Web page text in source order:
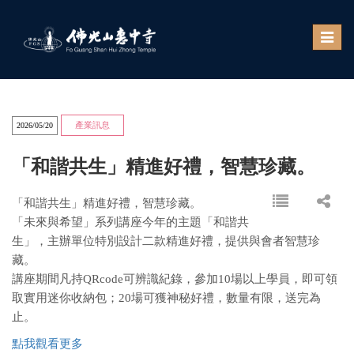
Toggle
2026/05/20 產業訊息
「和諧共生」精進好禮，智慧珍藏。
「和諧共生」精進好禮，智慧珍藏。
「未來與希望」系列講座今年的主題「和諧共
生」，主辦單位特別設計二款精進好禮，提供與會者智慧珍
藏。
講座期間凡持QRcode可辨識紀錄，參加10場以上學員，即可領
取實用迷你收納包；20場可獲神秘好禮，數量有限，送完為
止。
點我觀看更多